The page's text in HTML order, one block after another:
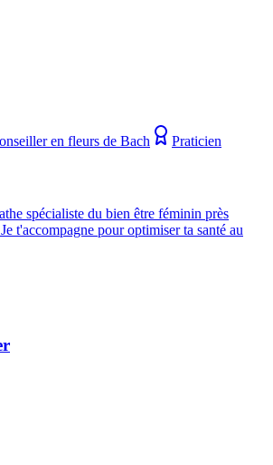
en fleurs de Bach
Praticien
spécialiste du bien être féminin près
t'accompagne pour optimiser ta santé au